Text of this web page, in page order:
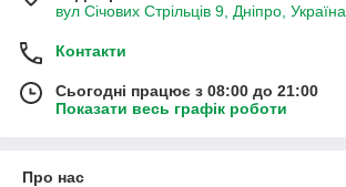
вул Січових Стрільців 9, Дніпро, Україна
Контакти
Сьогодні працює з 08:00 до 21:00
Показати весь графік роботи
Про нас